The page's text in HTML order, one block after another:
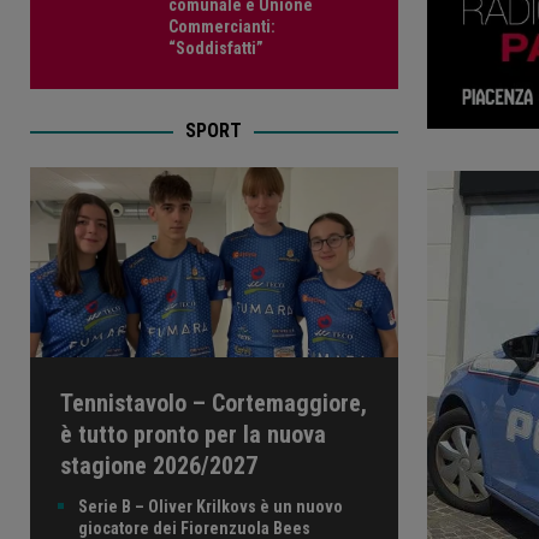
comunale e Unione
Commercianti:
“Soddisfatti”
SPORT
Tennistavolo – Cortemaggiore,
è tutto pronto per la nuova
stagione 2026/2027
Serie B – Oliver Krilkovs è un nuovo
giocatore dei Fiorenzuola Bees